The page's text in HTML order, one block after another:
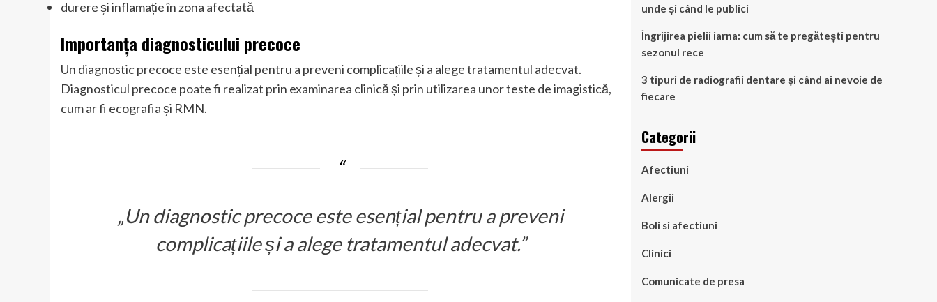
durere și inflamație în zona afectată
Importanța diagnosticului precoce
Un diagnostic precoce este esențial pentru a preveni complicațiile și a alege tratamentul adecvat.
Diagnosticul precoce poate fi realizat prin examinarea clinică și prin utilizarea unor teste de imagistică,
cum ar fi ecografia și RMN.
„Un diagnostic precoce este esențial pentru a preveni
complicațiile și a alege tratamentul adecvat.”
unde și când le publici
Îngrijirea pielii iarna: cum să te pregătești pentru
sezonul rece
3 tipuri de radiografii dentare și când ai nevoie de
fiecare
Categorii
Afectiuni
Alergii
Boli si afectiuni
Clinici
Comunicate de presa